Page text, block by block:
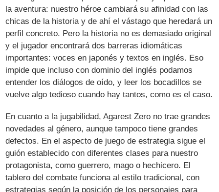
la aventura: nuestro héroe cambiará su afinidad con las
chicas de la historia y de ahí el vástago que heredará un
perfil concreto. Pero la historia no es demasiado original
y el jugador encontrará dos barreras idiomáticas
importantes: voces en japonés y textos en inglés. Eso
impide que incluso con dominio del inglés podamos
entender los diálogos de oído, y leer los bocadillos se
vuelve algo tedioso cuando hay tantos, como es el caso.
En cuanto a la jugabilidad, Agarest Zero no trae grandes
novedades al género, aunque tampoco tiene grandes
defectos. En el aspecto de juego de estrategia sigue el
guión establecido con diferentes clases para nuestro
protagonista, como guerrero, mago o hechicero. El
tablero del combate funciona al estilo tradicional, con
estrategias según la posición de los personajes para